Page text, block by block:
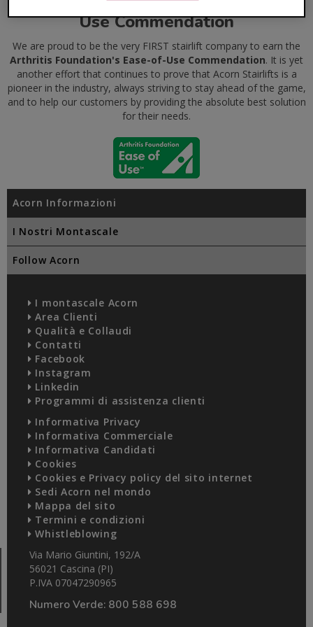
Use Commendation
We are proud to be the very FIRST stairlift company to earn the
Arthritis Foundation's Ease-of-Use Commendation. It is yet
another effort that continues to prove that Acorn Stairlifts is a
pioneer in the industry, always striving to stay ahead of the game,
and to help our customers by providing the absolute best solution
for their needs.
Acorn Informazioni
I Nostri Montascale
Follow Acorn
I montascale Acorn
Area Clienti
Qualità e Collaudi
Contatti
Facebook
Instagram
Linkedin
Programmi di assistenza clienti
Informativa Privacy
Informativa Commerciale
Informativa Candidati
Cookies
Cookies e Privacy policy del sito internet
Sedi Acorn nel mondo
Mappa del sito
Termini e condizioni
Whistleblowing
Via Mario Giuntini, 192/A
56021 Cascina (PI)
P.IVA 07047290965
Numero Verde: 800 588 698